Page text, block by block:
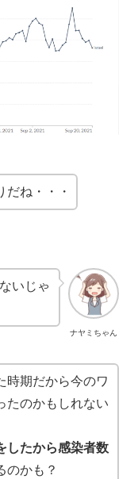
だね・・・
ナヤミちゃん
いじゃ
時期だから今のワ
たのかもしれない
したから感染者数
のかも？